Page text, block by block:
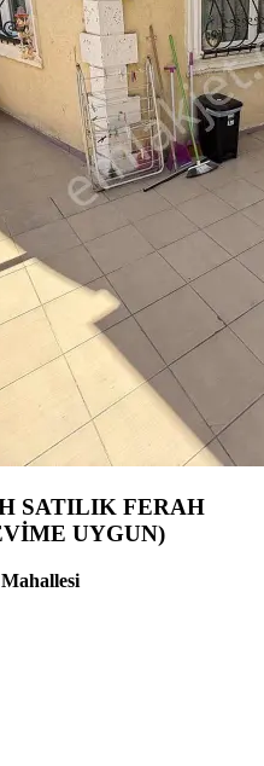
SATILIK FERAH
UYGUN)